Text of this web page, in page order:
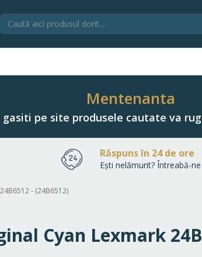
Mentenanta
pe site produsele cautate va
Răspuns în 24 de ore
Ești nelămurit? Întreabă-ne
- (24B6512)
Cyan Lexmark